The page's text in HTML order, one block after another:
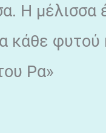
Η μέλισσα
φυτού
Ρα»